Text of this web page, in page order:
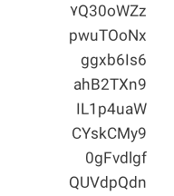
۷Q30oWZz
pwuTOoNx
ggxb6Is6
ahB2TXn9
IL1p4uaW
CYskCMy9
0gFvdlgf
QUVdpQdn